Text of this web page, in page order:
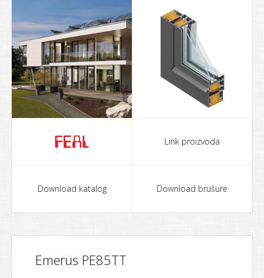
Link proizvoda
Download katalog Download brušure
Emerus PE85TT